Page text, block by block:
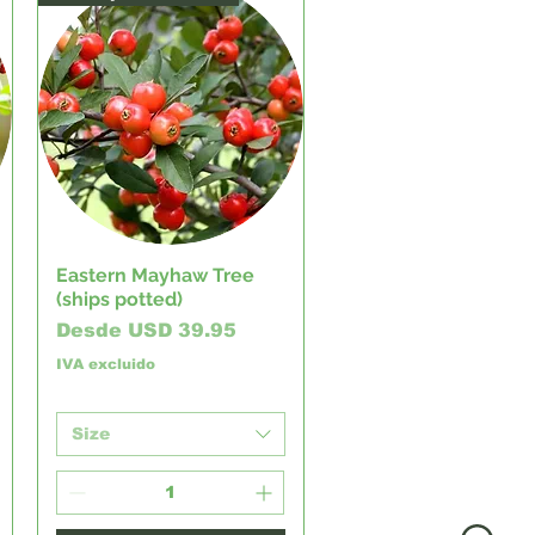
Vista rápida
Eastern Mayhaw Tree
(ships potted)
Desde USD 39.95
Precio de oferta
IVA excluido
Size